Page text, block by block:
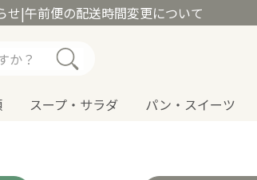
せ|午前便の配送時間変更について
スープ・サラダ パン・スイーツ